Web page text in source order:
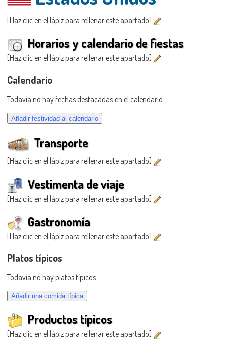
[Haz clic en el lápiz para rellenar este apartado]
Horarios y calendario de fiestas
[Haz clic en el lápiz para rellenar este apartado]
Calendario
Todavía no hay fechas destacadas en el calendario.
Transporte
[Haz clic en el lápiz para rellenar este apartado]
Vestimenta de viaje
[Haz clic en el lápiz para rellenar este apartado]
Gastronomía
[Haz clic en el lápiz para rellenar este apartado]
Platos típicos
Todavía no hay platos típicos.
Productos típicos
[Haz clic en el lápiz para rellenar este apartado]